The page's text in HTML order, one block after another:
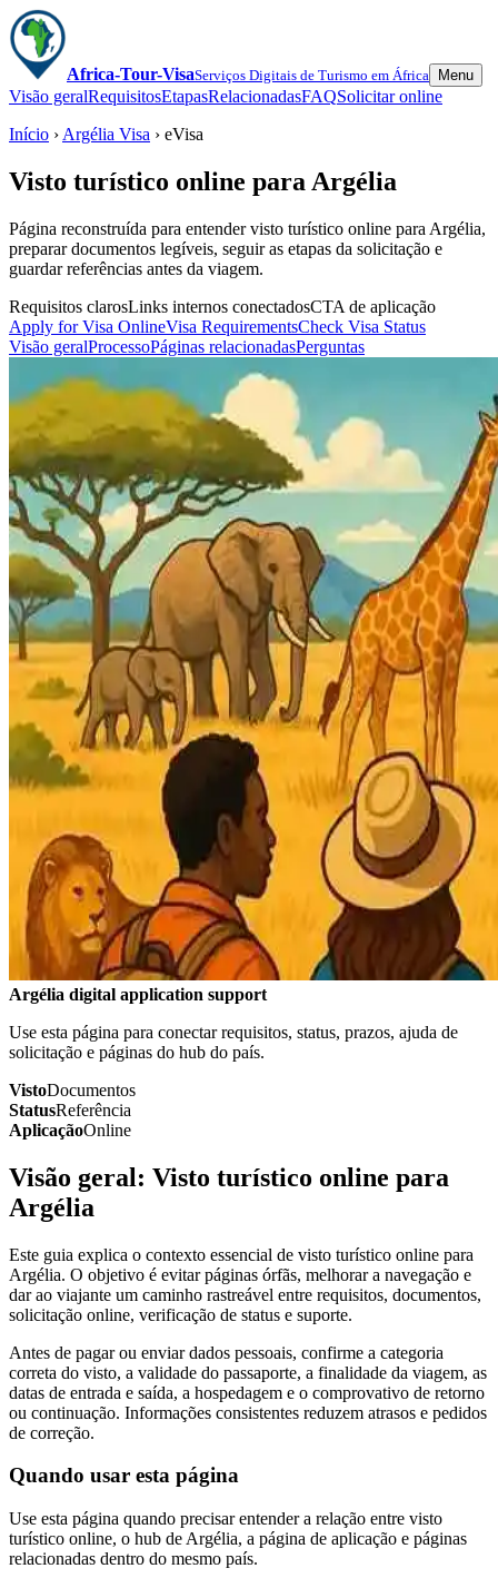
Africa-Tour-VisaServiços Digitais de Turismo em África Menu
Visão geralRequisitosEtapasRelacionadasFAQSolicitar online
Início › Argélia Visa › eVisa
Visto turístico online para Argélia
Página reconstruída para entender visto turístico online para Argélia,
preparar documentos legíveis, seguir as etapas da solicitação e
guardar referências antes da viagem.
Requisitos clarosLinks internos conectadosCTA de aplicação
Apply for Visa OnlineVisa RequirementsCheck Visa Status
Visão geralProcessoPáginas relacionadasPerguntas
Argélia digital application support
Use esta página para conectar requisitos, status, prazos, ajuda de
solicitação e páginas do hub do país.
VistoDocumentos
StatusReferência
AplicaçãoOnline
Visão geral: Visto turístico online para
Argélia
Este guia explica o contexto essencial de visto turístico online para
Argélia. O objetivo é evitar páginas órfãs, melhorar a navegação e
dar ao viajante um caminho rastreável entre requisitos, documentos,
solicitação online, verificação de status e suporte.
Antes de pagar ou enviar dados pessoais, confirme a categoria
correta do visto, a validade do passaporte, a finalidade da viagem, as
datas de entrada e saída, a hospedagem e o comprovativo de retorno
ou continuação. Informações consistentes reduzem atrasos e pedidos
de correção.
Quando usar esta página
Use esta página quando precisar entender a relação entre visto
turístico online, o hub de Argélia, a página de aplicação e páginas
relacionadas dentro do mesmo país.